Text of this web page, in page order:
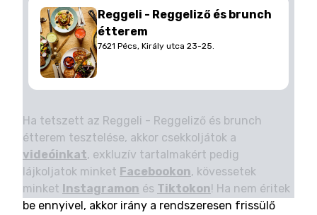
Reggeli - Reggeliző és brunch
étterem
7621 Pécs, Király utca 23-25.
Ha tetszett az Reggeli - Reggeliző és brunch
étterem tesztelése, akkor csekkoljátok a
videóinkat, exkluzív tartalmakért pedig
lájkoljatok minket Facebookon, kövessetek
minket Instagramon és Tiktokon! Ha nem éritek
be ennyivel, akkor irány a rendszeresen frissülő